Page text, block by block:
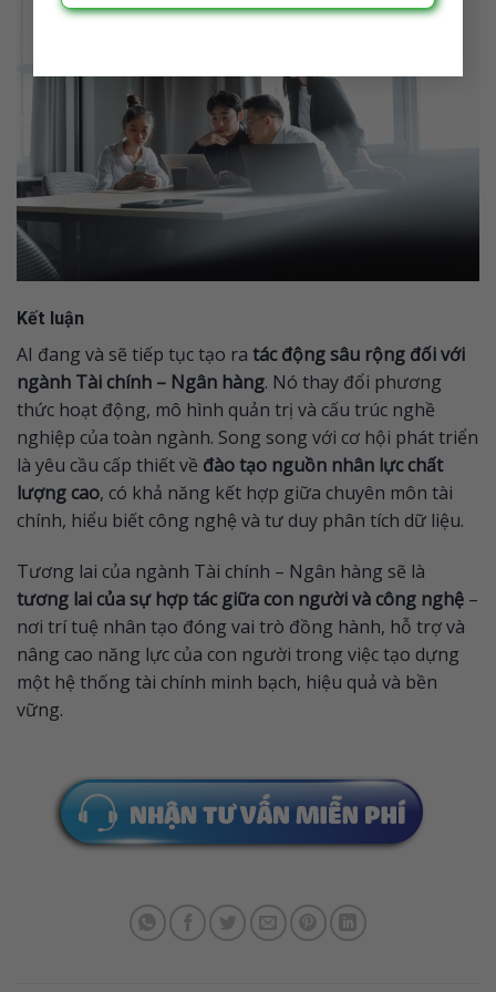
Kết luận
AI đang và sẽ tiếp tục tạo ra tác động sâu rộng đối với
ngành Tài chính – Ngân hàng. Nó thay đổi phương
thức hoạt động, mô hình quản trị và cấu trúc nghề
nghiệp của toàn ngành. Song song với cơ hội phát triển
là yêu cầu cấp thiết về đào tạo nguồn nhân lực chất
lượng cao, có khả năng kết hợp giữa chuyên môn tài
chính, hiểu biết công nghệ và tư duy phân tích dữ liệu.
Tương lai của ngành Tài chính – Ngân hàng sẽ là
tương lai của sự hợp tác giữa con người và công nghệ –
nơi trí tuệ nhân tạo đóng vai trò đồng hành, hỗ trợ và
nâng cao năng lực của con người trong việc tạo dựng
một hệ thống tài chính minh bạch, hiệu quả và bền
vững.